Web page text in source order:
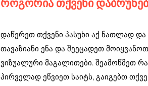
როგორია თქვენი
დაწერეთ თქვენი პასუხი აქ ნათლად
თავაზიანი ენა და შეეცადეთ
ვიზუალური მაგალითები. შეამოწმეთ
პირველად ეწვიეთ საიტს, გაიგებთ